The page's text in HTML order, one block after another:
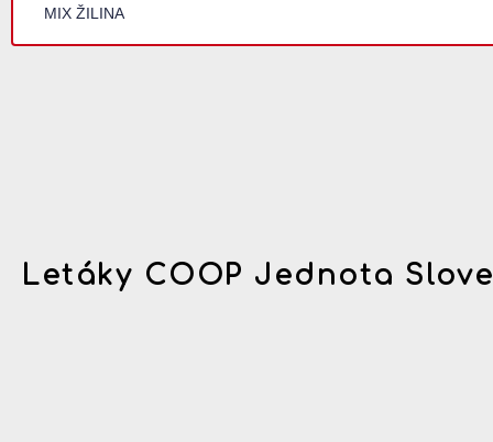
MIX ŽILINA
Letáky COOP Jednota